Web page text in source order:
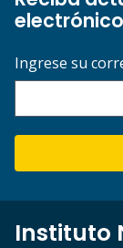
electrónico
Ingrese su
Instituto